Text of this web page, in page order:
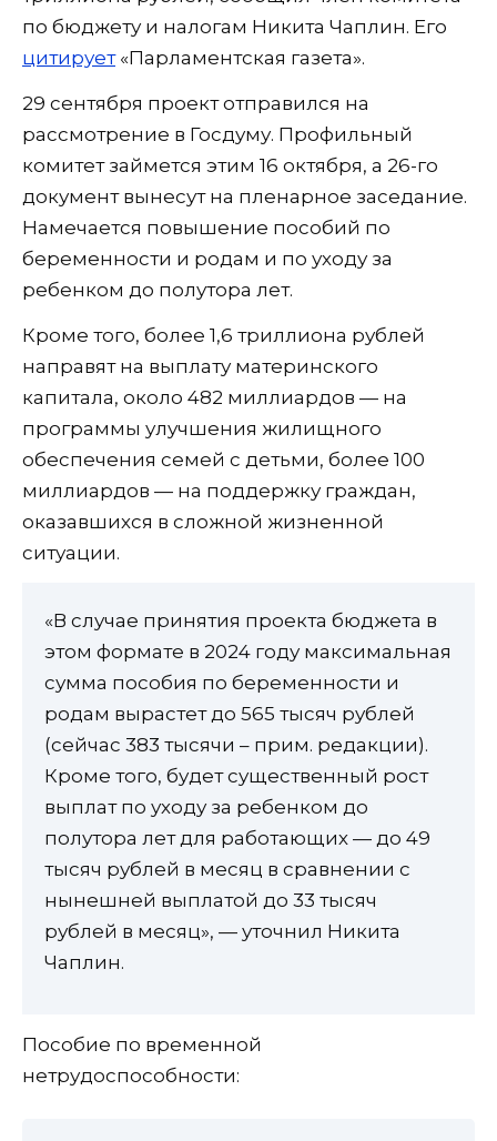
по бюджету и налогам Никита Чаплин. Его
цитирует«Парламентская газета».
29 сентября проект отправился на
рассмотрение в Госдуму. Профильный
комитет займется этим 16 октября, а 26-го
документ вынесут на пленарное заседание.
Намечается повышение пособий по
беременности и родам и по уходу за
ребенком до полутора лет.
Кроме того, более 1,6 триллиона рублей
направят на выплату материнского
капитала, около 482 миллиардов — на
программы улучшения жилищного
обеспечения семей с детьми, более 100
миллиардов — на поддержку граждан,
оказавшихся в сложной жизненной
ситуации.
«В случае принятия проекта бюджета в
этом формате в 2024 году максимальная
сумма пособия по беременности и
родам вырастет до 565 тысяч рублей
(сейчас 383 тысячи – прим. редакции).
Кроме того, будет существенный рост
выплат по уходу за ребенком до
полутора лет для работающих — до 49
тысяч рублей в месяц в сравнении с
нынешней выплатой до 33 тысяч
рублей в месяц», — уточнил Никита
Чаплин.
Пособие по временной
нетрудоспособности: